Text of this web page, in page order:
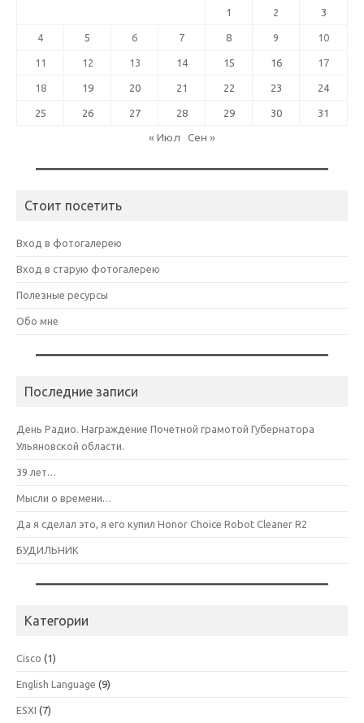
1 2 3
4 5 6 7 8 9 10
11 12 13 14 15 16 17
18 19 20 21 22 23 24
25 26 27 28 29 30 31
« Июл Сен »
Стоит посетить
Вход в фотогалерею
Вход в старую фотогалерею
Полезные ресурсы
Обо мне
Последние записи
День Радио. Награждение Почетной грамотой Губернатора
Ульяновской области.
39 лет…
Мысли о времени…
Да я сделал это, я его купил Honor Choice Robot Cleaner R2
БУДИЛЬНИК
Категории
Cisco (1)
English Language (9)
ESXI (7)